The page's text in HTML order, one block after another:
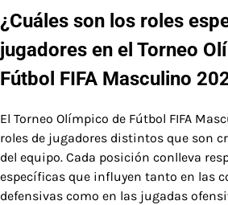
¿Cuáles son los roles
jugadores en el Torneo
Fútbol FIFA Masculino
El Torneo Olímpico de Fútbol FIFA
roles de jugadores distintos que son
del equipo. Cada posición conlleva
específicas que influyen tanto en las
defensivas como en las jugadas